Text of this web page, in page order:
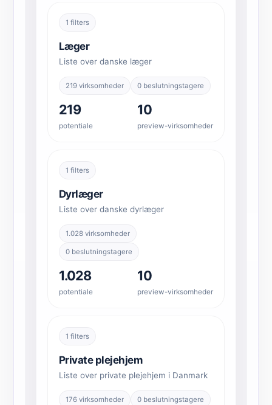
1 filters
Læger
Liste over danske læger
219 virksomheder 0 beslutningstagere
219
potentiale
10
preview-virksomheder
1 filters
Dyrlæger
Liste over danske dyrlæger
1.028 virksomheder
0 beslutningstagere
1.028
potentiale
10
preview-virksomheder
1 filters
Private plejehjem
Liste over private plejehjem i Danmark
176 virksomheder 0 beslutningstagere